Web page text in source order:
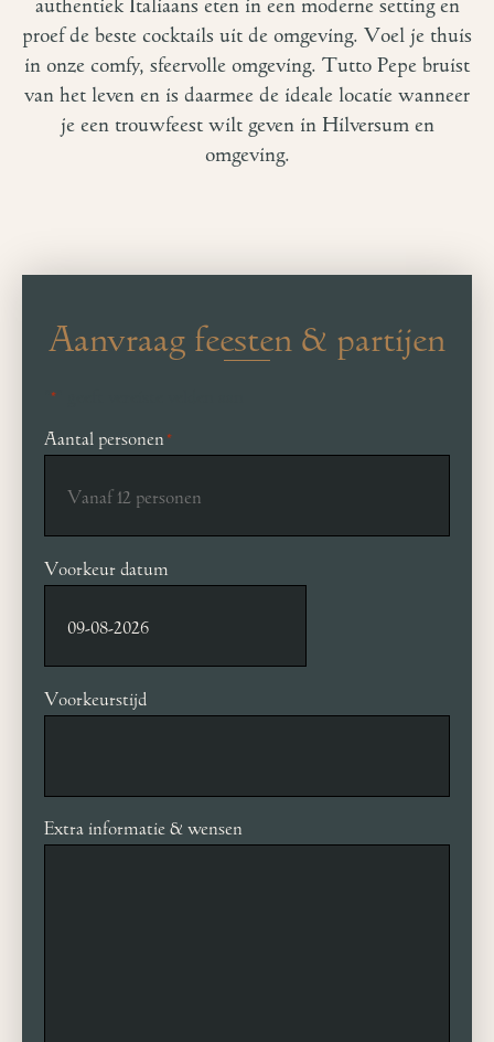
authentiek Italiaans eten in een moderne setting en
proef de beste cocktails uit de omgeving. Voel je thuis
in onze comfy, sfeervolle omgeving. Tutto Pepe bruist
van het leven en is daarmee de ideale locatie wanneer
je een trouwfeest wilt geven in Hilversum en
omgeving.
Aanvraag feesten & partijen
*
Aantal personen *
Voorkeur datum
Voorkeurstijd
Extra informatie & wensen